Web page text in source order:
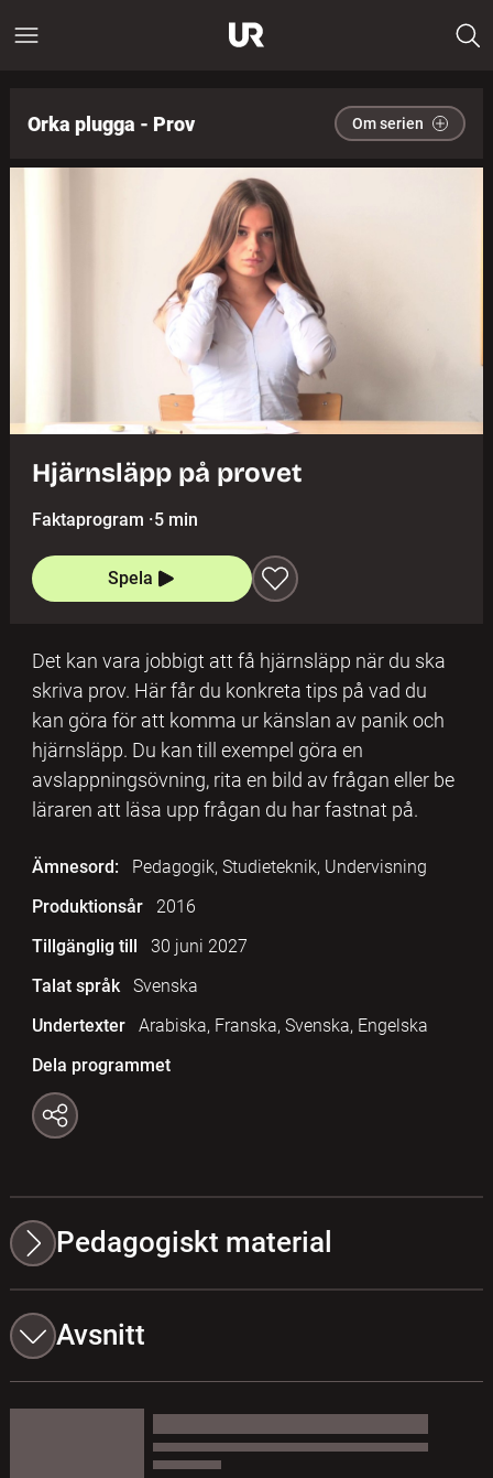
Orka plugga - Prov Om serien
Hjärnsläpp på provet
Faktaprogram ·5 min
Spela
Det kan vara jobbigt att få hjärnsläpp när du ska
skriva prov. Här får du konkreta tips på vad du
kan göra för att komma ur känslan av panik och
hjärnsläpp. Du kan till exempel göra en
avslappningsövning, rita en bild av frågan eller be
läraren att läsa upp frågan du har fastnat på.
Ämnesord:
Pedagogik, Studieteknik, Undervisning
Produktionsår
2016
Tillgänglig till
30 juni 2027
Talat språk
Svenska
Undertexter
Arabiska, Franska, Svenska, Engelska
Dela programmet
Pedagogiskt material
Avsnitt